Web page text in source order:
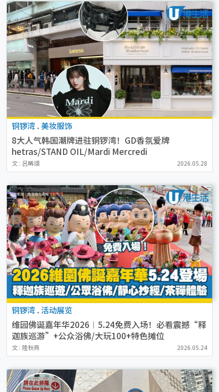
铜锣湾 . 美妆服饰
8大人气韩国潮牌进驻铜锣湾！GD香氛爱牌
hetras/STAND OIL/Mardi Mercredi
文 : 呂晞頌 2026.05.28
铜锣湾 . 活动展览
维园佛诞嘉年华2026︱5.24免费入场！必看震撼“释
迦族巡游”+公众浴佛/大玩100+特色摊位
文 : 陸秋燕 2026.05.24